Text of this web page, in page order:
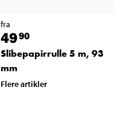
fra
4990
Slibepapirrulle 5 m, 93
mm
Flere artikler